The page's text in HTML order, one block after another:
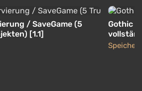
/ SaveGame (5
[1.1]
Gothic